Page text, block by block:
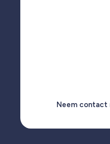
Neem contact